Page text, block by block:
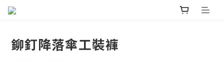
鉚釘降落傘工裝褲